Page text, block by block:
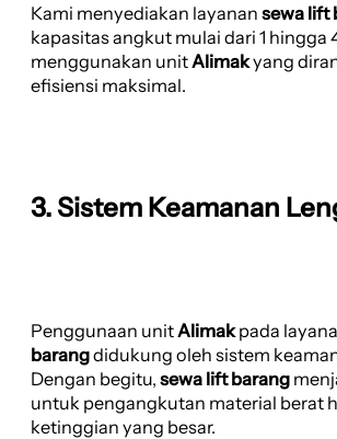
Kami menyediakan layanan sewa lift
kapasitas angkut mulai dari 1 hingga
menggunakan unit Alimakyang
efisiensi maksimal.
3. Sistem Keamanan
Penggunaan unit Alimakpada
barangdidukung oleh sistem
Dengan begitu, sewa lift barang
untuk pengangkutan material berat
ketinggian yang besar.